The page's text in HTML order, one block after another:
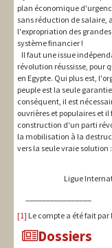
plan économique
sans réduction de salaire,
l'expropriation des
système financier !
Il faut une issue
révolution réussisse, pour
en Egypte. Qui plus est,
peuple est la seule
conséquent, il est
ouvrières et populaires et
construction d'un parti
la mobilisation à la
vers la seule vraie solution
Ligue
[1] Le compte a été fait par
Dossiers